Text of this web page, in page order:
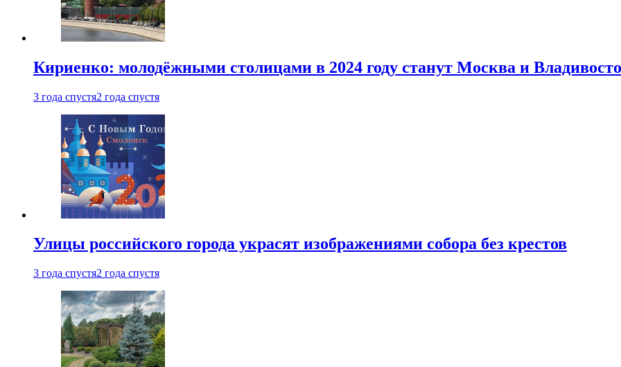
Кириенко: молодёжными столицами в 2024 году станут Москва и
3 года спустя2 года спустя
Улицы российского города украсят изображениями собора без крестов
3 года спустя2 года спустя